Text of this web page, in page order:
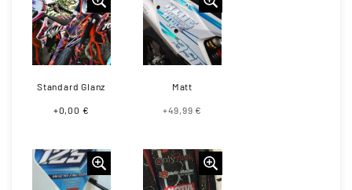
Standard Glanz
+0,00 €
Matt
+49,99 €